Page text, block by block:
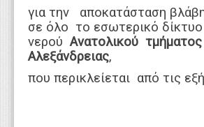
για την αποκατάσταση
σε όλο το εσωτερικό δίκτυο
νερούΑνατολικού
Αλεξάνδρειας,
που περικλείεται από τις